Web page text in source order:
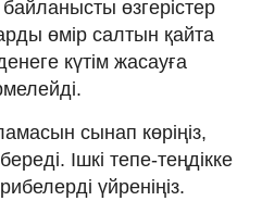
өзгерістер
өмір салтын қайта
күтім жасауға
сынап көріңіз,
Ішкі тепе-теңдікке
үйреніңіз.